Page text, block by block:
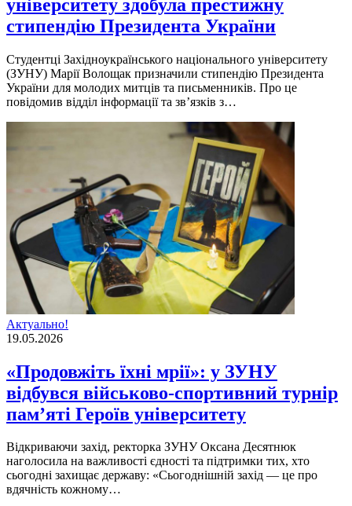
університету здобула престижну
стипендію Президента України
Студентці Західноукраїнського національного університету
(ЗУНУ) Марії Волощак призначили стипендію Президента
України для молодих митців та письменників. Про це
повідомив відділ інформації та зв’язків з…
Актуально!
19.05.2026
«Продовжіть їхні мрії»: у ЗУНУ
відбувся військово-спортивний турнір
пам’яті Героїв університету
Відкриваючи захід, ректорка ЗУНУ Оксана Десятнюк
наголосила на важливості єдності та підтримки тих, хто
сьогодні захищає державу: «Сьогоднішній захід — це про
вдячність кожному…